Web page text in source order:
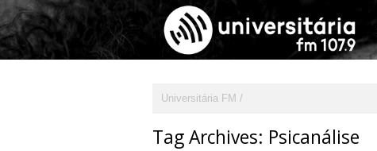
Universitária FM
Tag Archives: Psicanálise